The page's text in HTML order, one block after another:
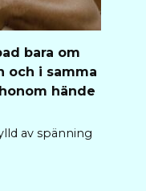
bara om
och i samma
hände
av spänning